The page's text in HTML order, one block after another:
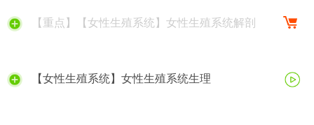
【重点】【女性生殖系统】女性生殖系统解剖
【女性生殖系统】女性生殖系统生理